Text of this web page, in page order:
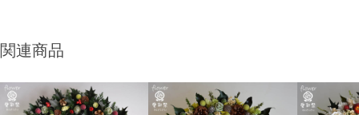
関連商品